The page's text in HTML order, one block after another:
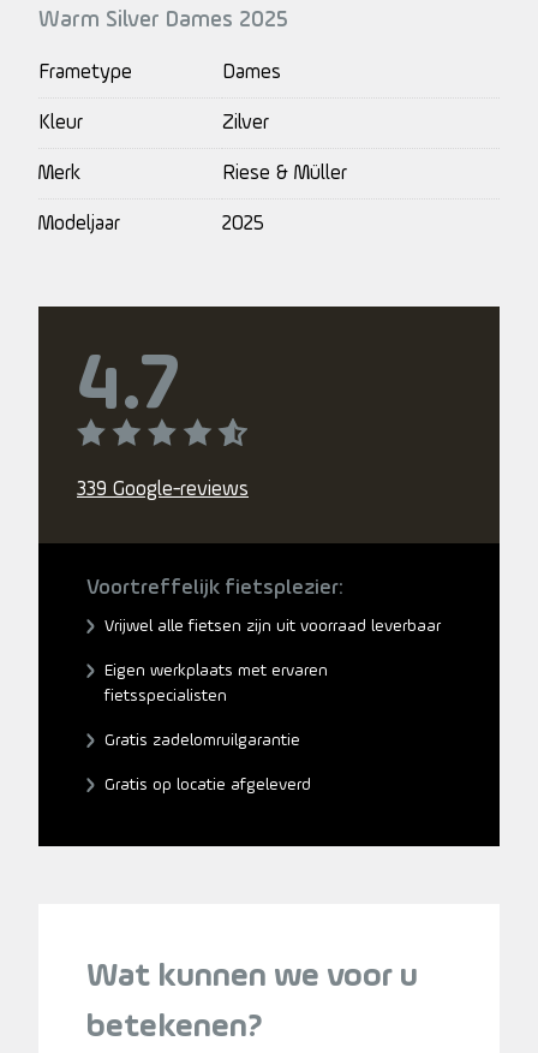
Warm Silver Dames 2025
Frametype Dames
Kleur Zilver
Merk Riese & Müller
Modeljaar 2025
4.7
339 Google-reviews
Voortreffelijk fietsplezier:
Vrijwel alle fietsen zijn uit voorraad leverbaar
Eigen werkplaats met ervaren
fietsspecialisten
Gratis zadelomruilgarantie
Gratis op locatie afgeleverd
Wat kunnen we voor u
betekenen?